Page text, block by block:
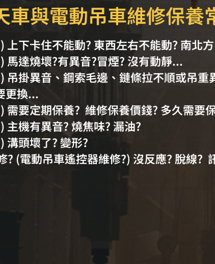
車與電動吊車維修保養
上下卡住不能動? 東西左右不能動? 南北
馬達燒壞?有異音?冒煙? 沒有動靜...
吊掛異音、鋼索毛邊、鏈條拉不順或吊重
更換...
需要定期保養? 維修保養價錢? 多久需要
主機有異音? 燒焦味? 漏油?
溝頭壞了? 變形?
? (電動吊車遙控器維修?) 沒反應? 脫線?